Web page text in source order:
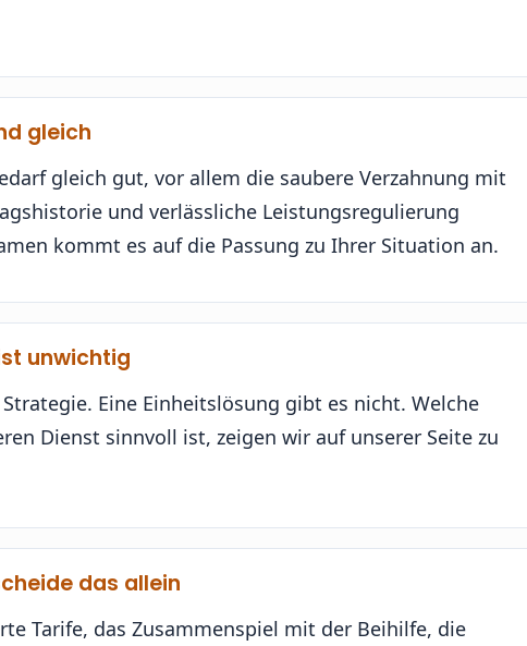
gleich
gleich gut, vor allem die saubere Verzahnung mit
und verlässliche Leistungsregulierung
kommt es auf die Passung zu Ihrer Situation an.
unwichtig
Eine Einheitslösung gibt es nicht. Welche
Dienst sinnvoll ist, zeigen wir auf unserer Seite zu
das allein
Tarife, das Zusammenspiel mit der Beihilfe, die